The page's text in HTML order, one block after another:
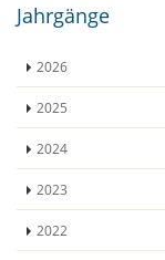
Jahrgänge
2026
2025
2024
2023
2022